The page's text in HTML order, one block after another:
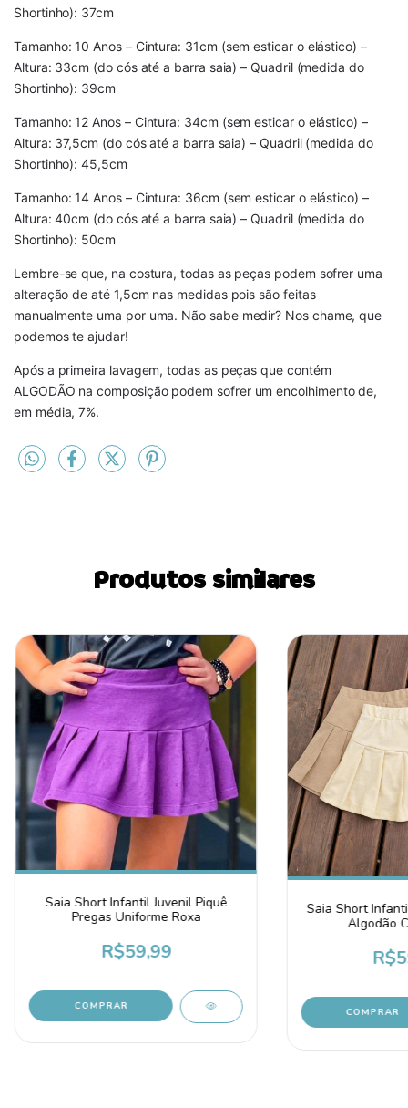
Shortinho): 37cm
Tamanho: 10 Anos – Cintura: 31cm (sem esticar o elástico) –
Altura: 33cm (do cós até a barra saia) – Quadril (medida do
Shortinho): 39cm
Tamanho: 12 Anos – Cintura: 34cm (sem esticar o elástico) –
Altura: 37,5cm (do cós até a barra saia) – Quadril (medida do
Shortinho): 45,5cm
Tamanho: 14 Anos – Cintura: 36cm (sem esticar o elástico) –
Altura: 40cm (do cós até a barra saia) – Quadril (medida do
Shortinho): 50cm
Lembre-se que, na costura, todas as peças podem sofrer uma
alteração de até 1,5cm nas medidas pois são feitas
manualmente uma por uma. Não sabe medir? Nos chame, que
podemos te ajudar!
Após a primeira lavagem, todas as peças que contém
ALGODÃO na composição podem sofrer um encolhimento de,
em média, 7%.
Produtos similares
Saia Short Infantil Juvenil Piquê
Pregas Uniforme Roxa
R$59,99
COMPRAR
Saia Short
Algodão
COMPRAR